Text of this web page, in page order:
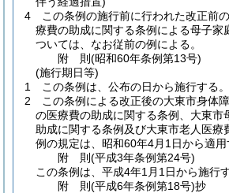
4
この条例の施行前に行われた改正前
療費の助成に関する条例による母子家
ついては、なお従前の例による。
附 則(昭和60年条例第13号)
(施行期日等)
1
この条例は、公布の日から施行する。
2
この条例による改正後の大東市身体
の医療費の助成に関する条例、大東市
助成に関する条例及び大東市老人医療
例の規定は、昭和60年4月1日から適用
附 則(平成3年条例第24号)
この条例は、平成4年1月1日から施行す
附 則(平成6年条例第18号)抄